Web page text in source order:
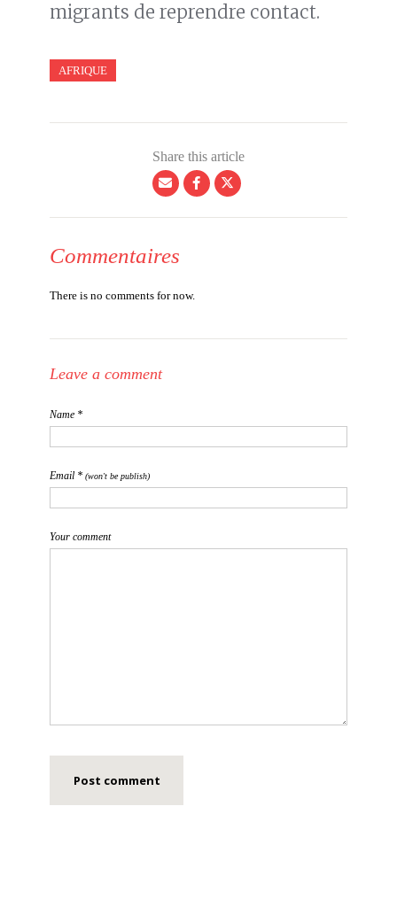
migrants de reprendre contact.
AFRIQUE
Share this article
Commentaires
There is no comments for now.
Leave a comment
Name *
Email * (won't be publish)
Your comment